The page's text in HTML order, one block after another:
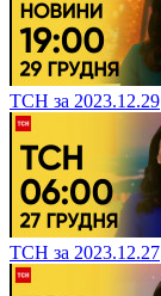
ТСН за 2023.12.29
ТСН за 2023.12.27